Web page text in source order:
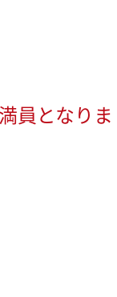
員となり